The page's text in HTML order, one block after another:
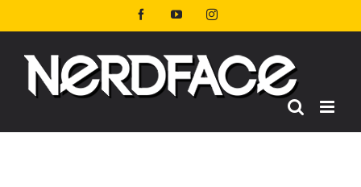
al
FacebookYouTubeInstagram